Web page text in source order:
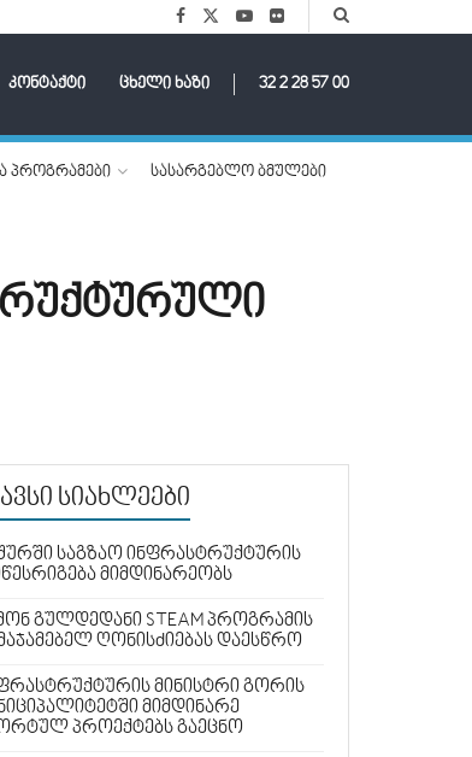
კონტაქტი ცხელი ხაზი 32 2 28 57 00
პროგრამები სასარგებლო ბმულები
სიახლეები
საგზაო ინფრასტრუქტურის
მიმდინარეობს
გულდედანი STEAM პროგრამის
ღონისძიებას დაესწრო
მინისტრი გორის
მიმდინარე
პროექტებს გაეცნო